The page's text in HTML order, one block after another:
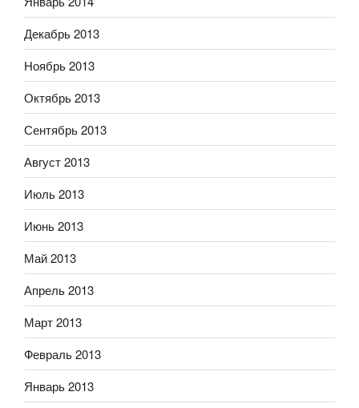
Декабрь 2013
Ноябрь 2013
Октябрь 2013
Сентябрь 2013
Август 2013
Июль 2013
Июнь 2013
Май 2013
Апрель 2013
Март 2013
Февраль 2013
Январь 2013